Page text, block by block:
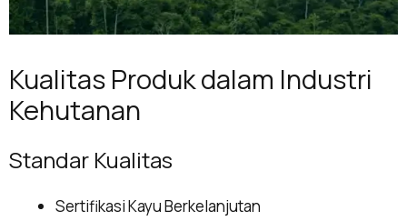
Kualitas Produk dalam Industri
Kehutanan
Standar Kualitas
Sertifikasi Kayu Berkelanjutan